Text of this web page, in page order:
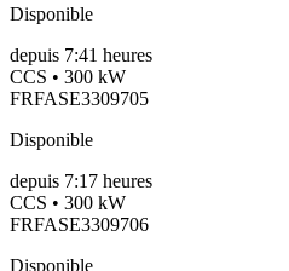
Disponible
depuis 7:41 heures
CCS • 300 kW
FRFASE3309705
Disponible
depuis 7:17 heures
CCS • 300 kW
FRFASE3309706
Disponible